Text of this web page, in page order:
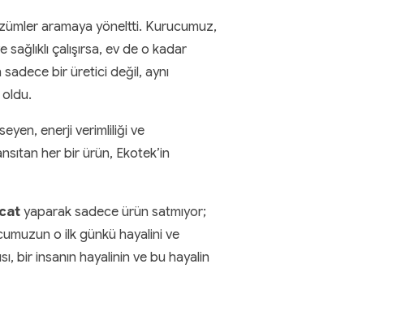
aramaya yöneltti. Kurucumuz,
çalışırsa, ev de o kadar
sadece bir üretici değil, aynı
enerji verimliliği ve
her bir ürün, Ekotek’in
yaparak sadece ürün satmıyor;
o ilk günkü hayalini ve
bir insanın hayalinin ve bu hayalin